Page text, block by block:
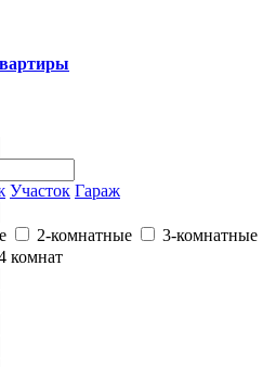
Участок Гараж
2-комнатные
3-комнатные
комнат